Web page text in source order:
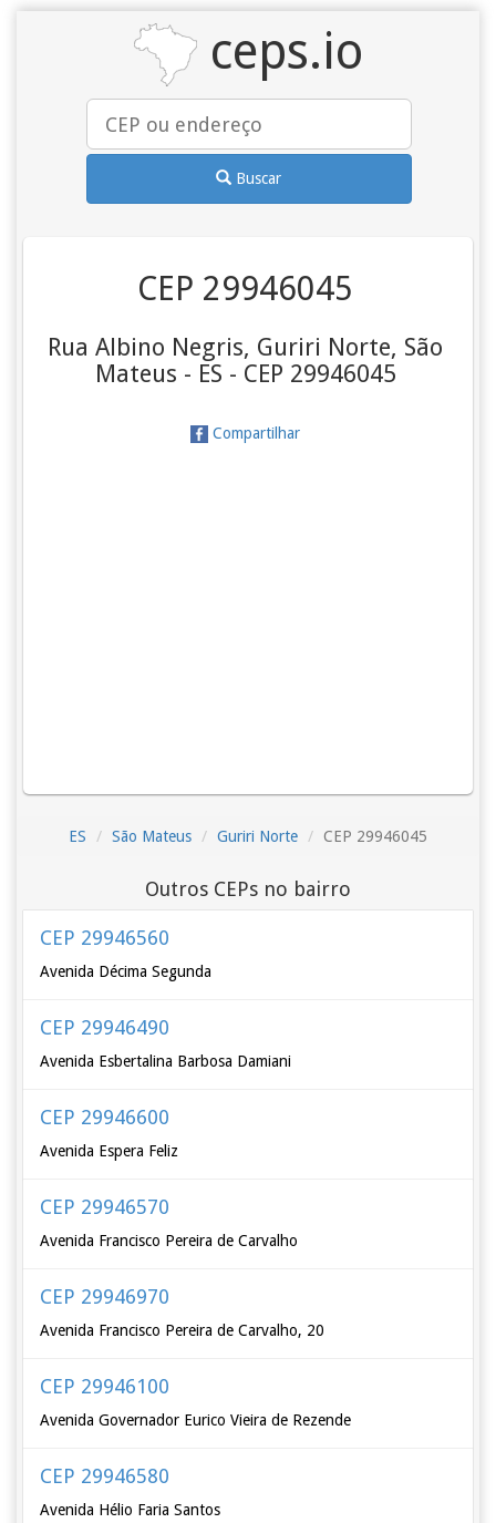
ceps.io
Buscar
CEP 29946045
Rua Albino Negris, Guriri Norte, São
Mateus - ES - CEP 29946045
Compartilhar
ES São Mateus Guriri Norte CEP 29946045
Outros CEPs no bairro
CEP 29946560
Avenida Décima Segunda
CEP 29946490
Avenida Esbertalina Barbosa Damiani
CEP 29946600
Avenida Espera Feliz
CEP 29946570
Avenida Francisco Pereira de Carvalho
CEP 29946970
Avenida Francisco Pereira de Carvalho, 20
CEP 29946100
Avenida Governador Eurico Vieira de Rezende
CEP 29946580
Avenida Hélio Faria Santos